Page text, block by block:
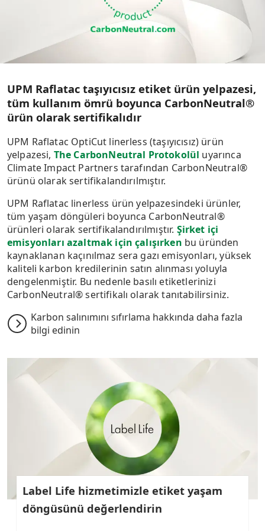
soğuk ortamlarda etiketlemek için de idealdir.
Etiketler tüm ana kuka boyutlarında sunulmaktadır.
altında güvenilirliğini koruyup tüm ana çekirdek
boyutlarında sunulmaktadır.
UPM Raflatac taşıyıcısız etiket ürün yelpazesi,
tüm kullanım ömrü boyunca CarbonNeutral®
ürün olarak sertifikalıdır
UPM Raflatac OptiCut linerless (taşıyıcısız) ürün
yelpazesi, The CarbonNeutral Protokolül uyarınca
Climate Impact Partners tarafından CarbonNeutral®
ürünü olarak sertifikalandırılmıştır.
UPM Raflatac linerless ürün yelpazesindeki ürünler,
tüm yaşam döngüleri boyunca CarbonNeutral®
ürünleri olarak sertifikalandırılmıştır. Şirket içi
emisyonları azaltmak için çalışırken bu üründen
kaynaklanan kaçınılmaz sera gazı emisyonları, yüksek
kaliteli karbon kredilerinin satın alınması yoluyla
dengelenmiştir. Bu nedenle basılı etiketlerinizi
CarbonNeutral® sertifikalı olarak tanıtabilirsiniz.
Karbon salınımını sıfırlama hakkında daha fazla
bilgi edinin
Label Life hizmetimizle etiket yaşam
döngüsünü değerlendirin